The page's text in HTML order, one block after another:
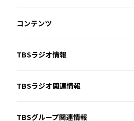
コンテンツ
TBSラジオ情報
TBSラジオ関連情報
TBSグループ関連情報